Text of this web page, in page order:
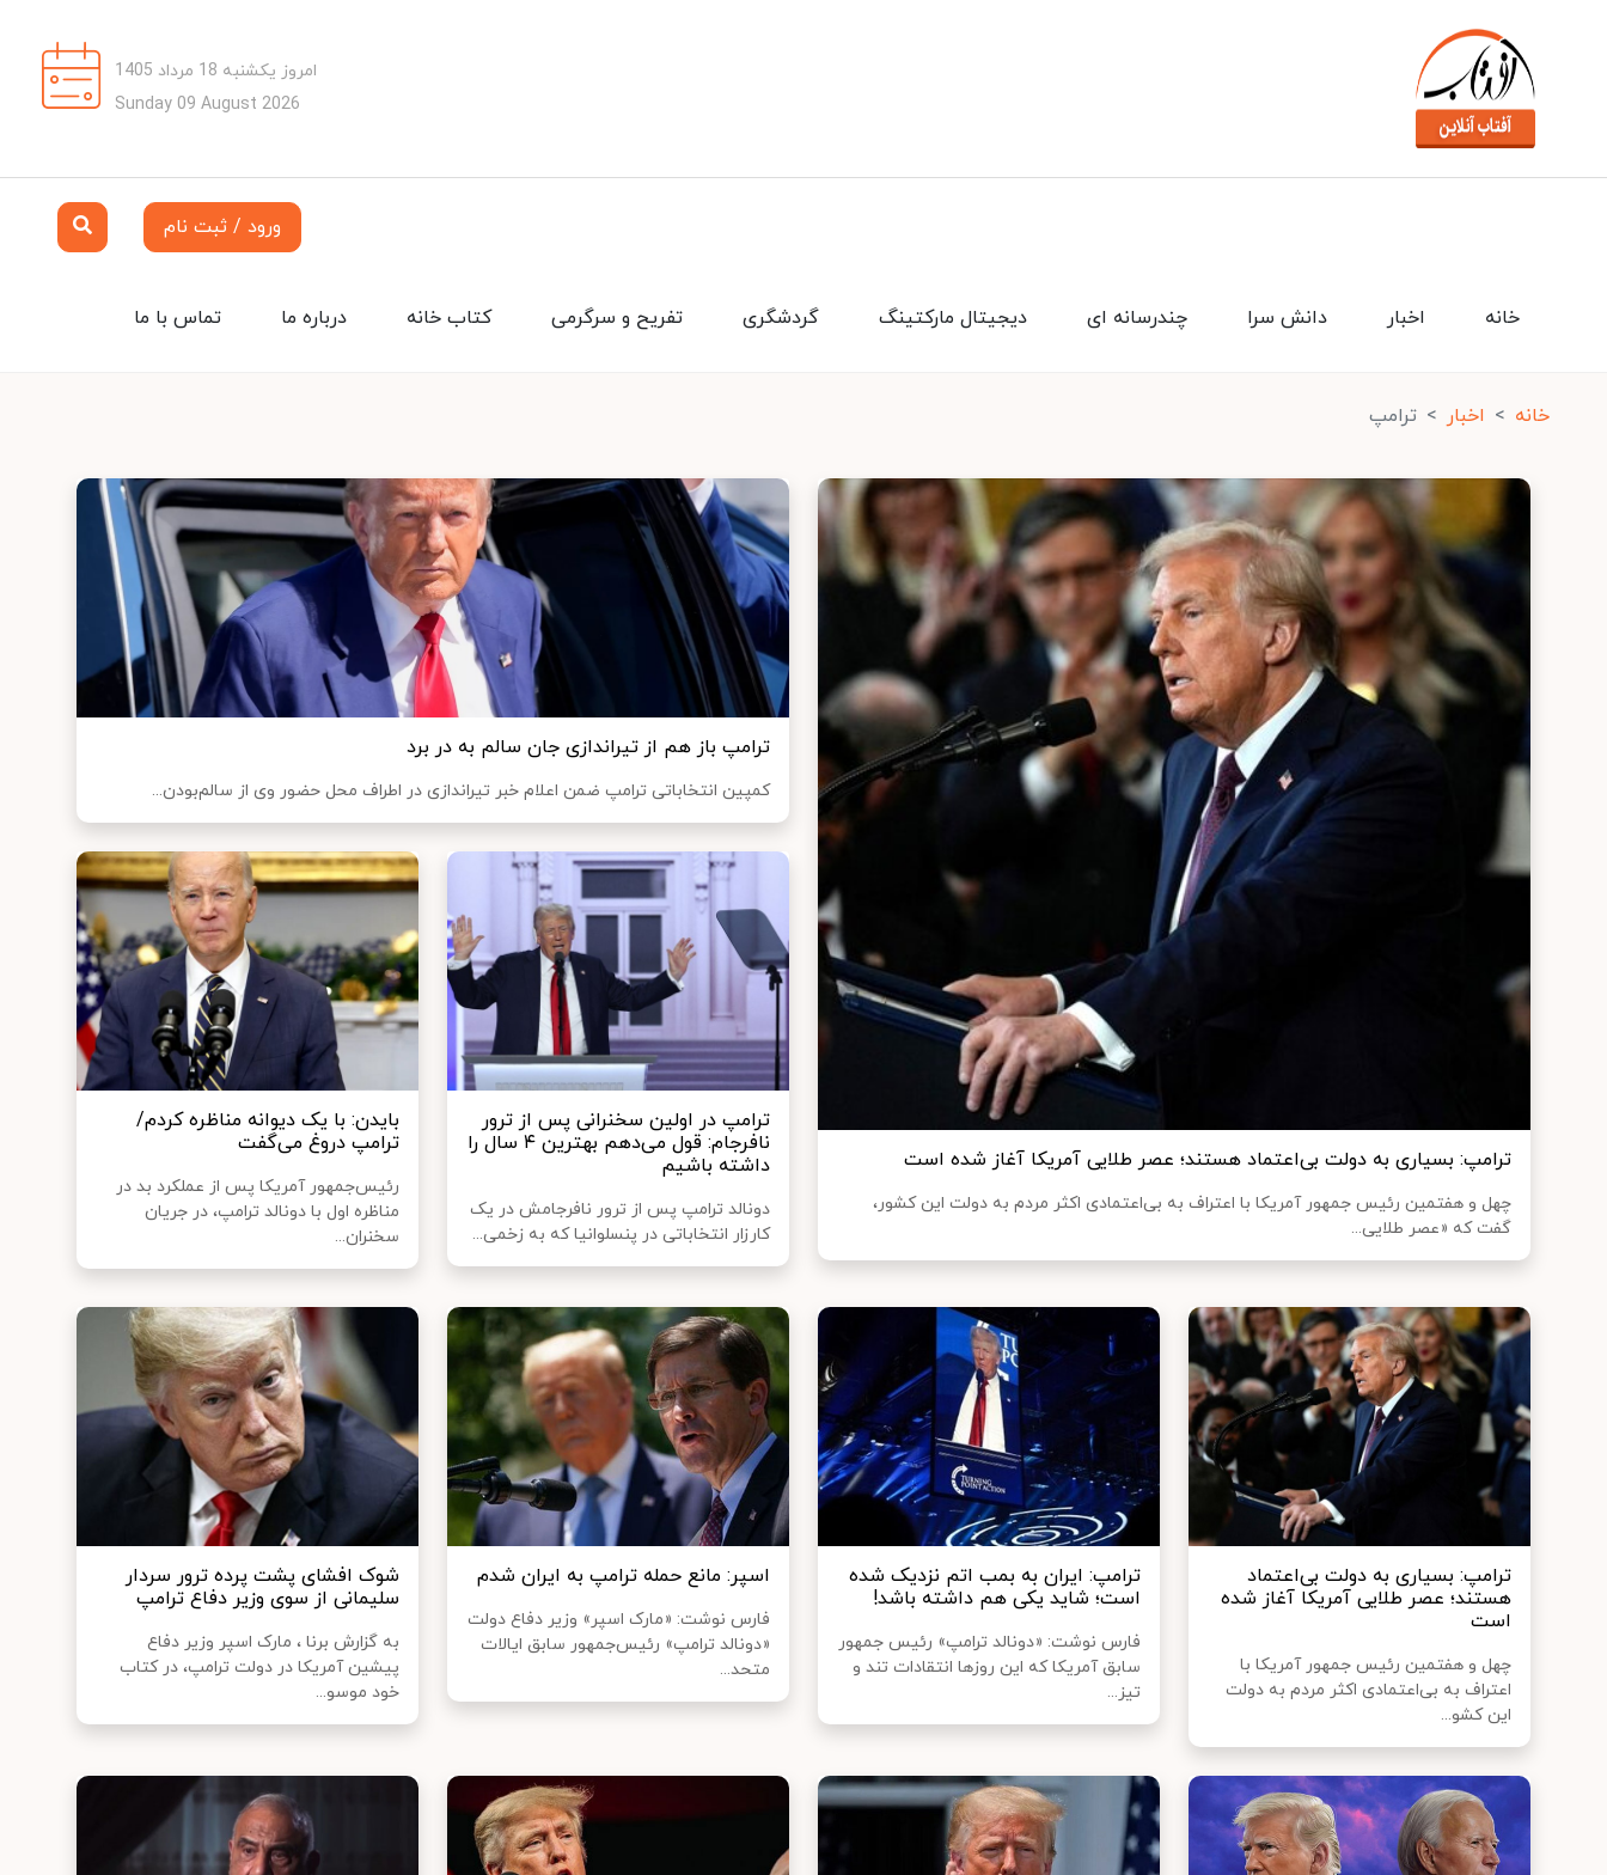
امروز یکشنبه 18 مرداد 1405
Sunday 09 August 2026
ورود / ثبت نام
تماس با ما درباره ما کتاب خانه تفریح و سرگرمی گردشگری دیجیتال مارکتینگ چندرسانه ای دانش سرا اخبار خانه
خانه اخبار ترامپ
ترامپ: بسیاری به دولت بی‌اعتماد هستند؛ عصر طلایی آمریکا آغاز شده است
چهل و هفتمین رئیس جمهور آمریکا با اعتراف به بی‌اعتمادی اکثر مردم به دولت این کشور،
گفت که «عصر طلایی...
ترامپ باز هم از تیراندازی جان سالم به در برد
کمپین انتخاباتی ترامپ ضمن اعلام خبر تیراندازی در اطراف محل حضور وی از سالم‌بودن...
ترامپ در اولین سخنرانی پس از ترور
نافرجام: قول می‌دهم بهترین ۴ سال را
داشته باشیم
دونالد ترامپ پس از ترور نافرجامش در یک
کارزار انتخاباتی در پنسلوانیا که به زخمی...
بایدن: با یک دیوانه مناظره کردم/
ترامپ دروغ می‌گفت
رئیس‌جمهور آمریکا پس از عملکرد بد در
مناظره اول با دونالد ترامپ، در جریان
سخنران...
ترامپ: بسیاری به دولت بی‌اعتماد
هستند؛ عصر طلایی آمریکا آغاز شده
است
چهل و هفتمین رئیس جمهور آمریکا با
اعتراف به بی‌اعتمادی اکثر مردم به دولت
این کشو...
ترامپ: ایران به بمب اتم نزدیک شده
است؛ شاید یکی هم داشته باشد!
فارس نوشت: «دونالد ترامپ» رئیس جمهور
سابق آمریکا که این روزها انتقادات تند و
تیز...
اسپر: مانع حمله ترامپ به ایران شدم
فارس نوشت: «مارک اسپر» وزیر دفاع دولت
«دونالد ترامپ» رئیس‌جمهور سابق ایالات
متحد...
شوک افشای پشت پرده ترور سردار
سلیمانی از سوی وزیر دفاع ترامپ
به گزارش برنا ، مارک اسپر وزیر دفاع
پیشین آمریکا در دولت ترامپ، در کتاب
خود موسو...